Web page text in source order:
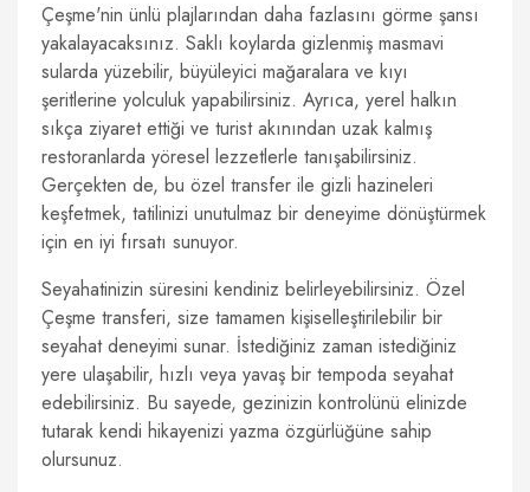
Çeşme'nin ünlü plajlarından daha fazlasını görme şansı
yakalayacaksınız. Saklı koylarda gizlenmiş masmavi
sularda yüzebilir, büyüleyici mağaralara ve kıyı
şeritlerine yolculuk yapabilirsiniz. Ayrıca, yerel halkın
sıkça ziyaret ettiği ve turist akınından uzak kalmış
restoranlarda yöresel lezzetlerle tanışabilirsiniz.
Gerçekten de, bu özel transfer ile gizli hazineleri
keşfetmek, tatilinizi unutulmaz bir deneyime dönüştürmek
için en iyi fırsatı sunuyor.
Seyahatinizin süresini kendiniz belirleyebilirsiniz. Özel
Çeşme transferi, size tamamen kişiselleştirilebilir bir
seyahat deneyimi sunar. İstediğiniz zaman istediğiniz
yere ulaşabilir, hızlı veya yavaş bir tempoda seyahat
edebilirsiniz. Bu sayede, gezinizin kontrolünü elinizde
tutarak kendi hikayenizi yazma özgürlüğüne sahip
olursunuz.